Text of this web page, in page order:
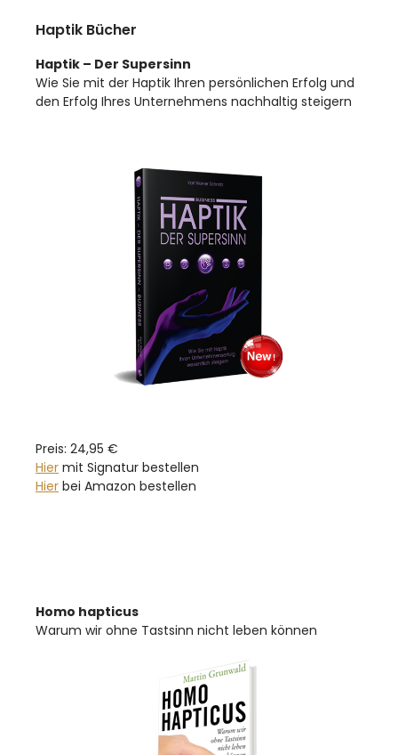
Haptik Bücher
Haptik – Der Supersinn
Wie Sie mit der Haptik Ihren persönlichen Erfolg und
den Erfolg Ihres Unternehmens nachhaltig steigern
Preis: 24,95 €
Hier mit Signatur bestellen
Hier bei Amazon bestellen
Homo hapticus
Warum wir ohne Tastsinn nicht leben können